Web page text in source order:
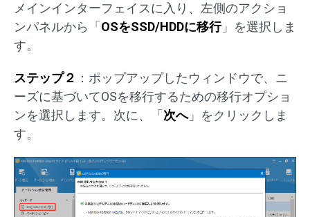
メインインターフェイスに入り、左側のアクショ
ンパネルから「 OSをSSD/HDDに移行」を選択しま
す。
ステップ２ ：ポップアップしたウィンドウで、ニ
ーズに基づいてOSを移行するための移行オプショ
ンを選択します。次に、「 次へ」をクリックしま
す。